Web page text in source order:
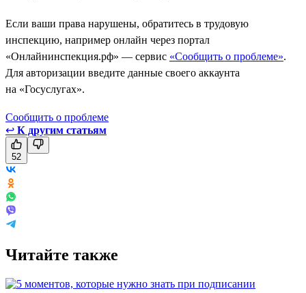
Если ваши права нарушены, обратитесь в трудовую
инспекцию, например онлайн через портал
«Онлайнинспекция.рф» — сервис «Сообщить о проблеме».
Для авторизации введите данные своего аккаунта
на «Госуслугах».
Сообщить о проблеме
↩ К другим статьям
52
Читайте также